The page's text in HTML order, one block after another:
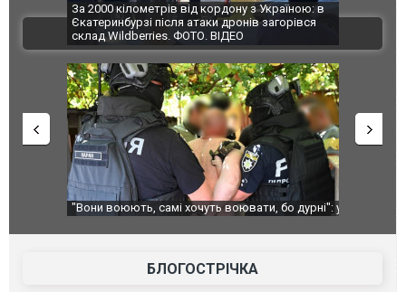
За 2000 кілометрів від кордону з Україною: в
Єкатеринбурзі після атаки дронів загорівся
склад Wildberries. ФОТО. ВІДЕО
"Мої
ВІДЕО
"Вони воюють, самі хочуть воювати, бо дурні": у
Чернівцях водія маршрутки звільнили після
зневажливих слів про українських захисників.
В
порт: над
ВІДЕО
БЛОГОСТРІЧКА